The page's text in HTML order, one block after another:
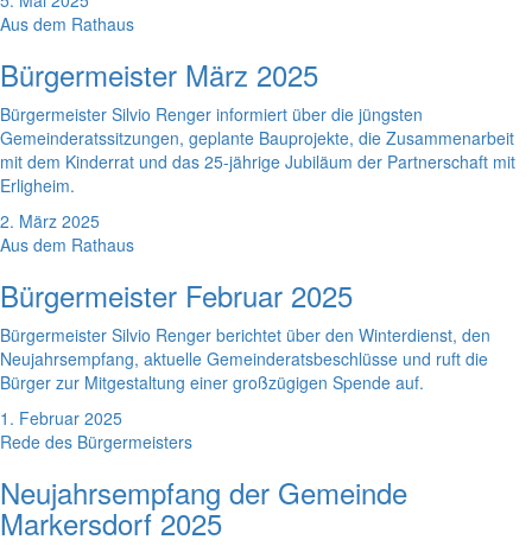
Aus dem Rathaus
Bürgermeister März 2025
Bürgermeister Silvio Renger informiert über die jüngsten
Gemeinderatssitzungen, geplante Bauprojekte, die Zusammenarbeit
mit dem Kinderrat und das 25-jährige Jubiläum der Partnerschaft mit
Erligheim.
2. März 2025
Aus dem Rathaus
Bürgermeister Februar 2025
Bürgermeister Silvio Renger berichtet über den Winterdienst, den
Neujahrsempfang, aktuelle Gemeinderatsbeschlüsse und ruft die
Bürger zur Mitgestaltung einer großzügigen Spende auf.
1. Februar 2025
Rede des Bürgermeisters
Neujahrsempfang der Gemeinde
Markersdorf 2025